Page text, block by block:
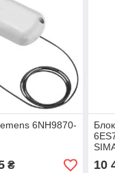
6NH9870-
₴ 10